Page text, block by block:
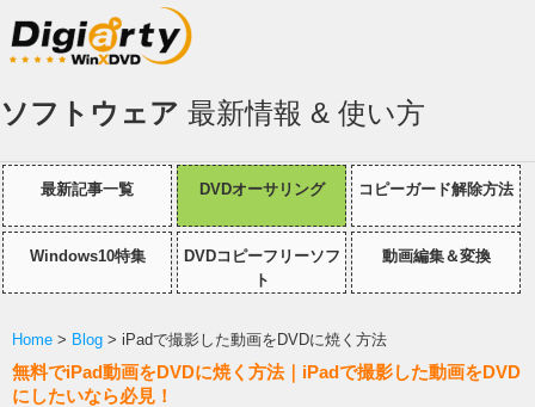
ソフトウェア 最新情報 & 使い方
最新記事一覧 DVDオーサリング コピーガード解除方法
Windows10特集
DVDコピーフリーソフ
ト
動画編集＆変換
Home > Blog > iPadで撮影した動画をDVDに焼く方法
無料でiPad動画をDVDに焼く方法｜iPadで撮影した動画をDVD
にしたいなら必見！